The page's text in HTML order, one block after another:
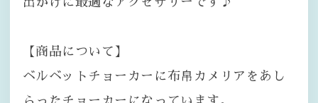
【商品について】
ベルベットチョーカーに布帛カメリアをあし